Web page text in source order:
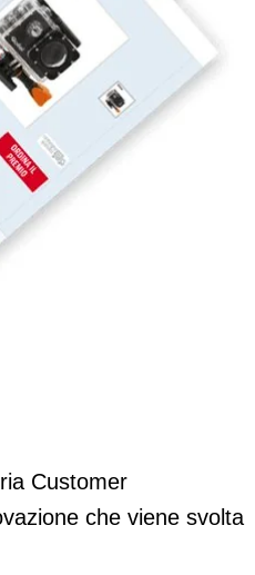
Customer
Customer
che viene svolta